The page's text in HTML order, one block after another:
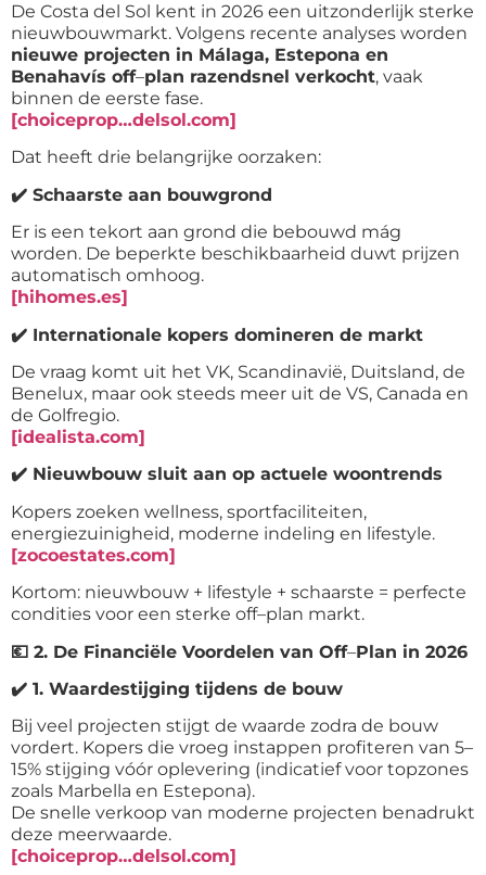
De Costa del Sol kent in 2026 een uitzonderlijk sterke
nieuwbouwmarkt. Volgens recente analyses worden
nieuwe projecten in Málaga, Estepona en
Benahavís off–plan razendsnel verkocht, vaak
binnen de eerste fase.
[choiceprop…delsol.com]
Dat heeft drie belangrijke oorzaken:
✔️ Schaarste aan bouwgrond
Er is een tekort aan grond die bebouwd mág
worden. De beperkte beschikbaarheid duwt prijzen
automatisch omhoog.
[hihomes.es]
✔️ Internationale kopers domineren de markt
De vraag komt uit het VK, Scandinavië, Duitsland, de
Benelux, maar ook steeds meer uit de VS, Canada en
de Golfregio.
[idealista.com]
✔️ Nieuwbouw sluit aan op actuele woontrends
Kopers zoeken wellness, sportfaciliteiten,
energiezuinigheid, moderne indeling en lifestyle.
[zocoestates.com]
Kortom: nieuwbouw + lifestyle + schaarste = perfecte
condities voor een sterke off–plan markt.
💶 2. De Financiële Voordelen van Off–Plan in 2026
✔️ 1. Waardestijging tijdens de bouw
Bij veel projecten stijgt de waarde zodra de bouw
vordert. Kopers die vroeg instappen profiteren van 5–
15% stijging vóór oplevering (indicatief voor topzones
zoals Marbella en Estepona).
De snelle verkoop van moderne projecten benadrukt
deze meerwaarde.
[choiceprop…delsol.com]